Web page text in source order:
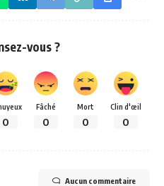
vous ?
0
Fâché
0
Mort
0
Clin d'œil
0
Aucun commentaire